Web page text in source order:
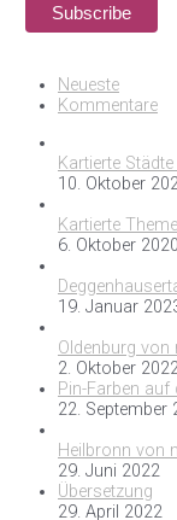
Neueste
Kommentare
Kartierte
10. Oktober
Kartierte
6. Oktober 2020
19. Januar
Oldenburg von
2. Oktober
Pin-Farben auf
22. September
Heilbronn von
29. Juni 2022
Übersetzung
29. April 2022